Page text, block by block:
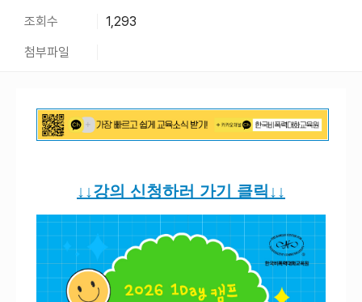
조회수
1,293
첨부파일